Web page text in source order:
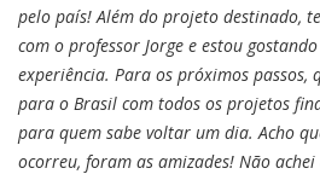
pelo país! Além do projeto destinado,
com o professor Jorge e estou
experiência. Para os próximos passos,
para o Brasil com todos os projetos
para quem sabe voltar um dia. Acho
ocorreu, foram as amizades! Não